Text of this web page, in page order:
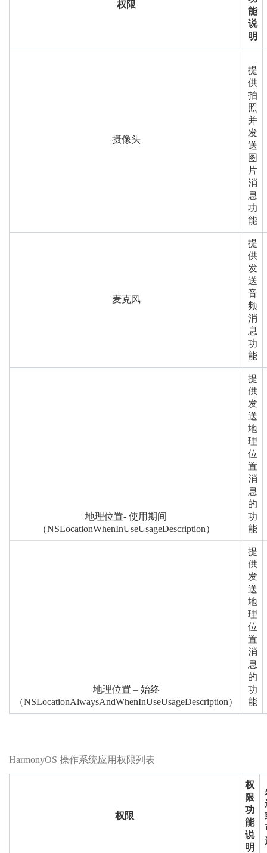
权限
能
说
明
摄像头
提
供
拍
照
并
发
送
图
片
消
息
功
能
麦克风
提
供
发
送
音
频
消
息
功
能
地理位置- 使用期间
（NSLocationWhenInUseUsageDescription）
提
供
发
送
地
理
位
置
消
息
的
功
能
地理位置 – 始终
（NSLocationAlwaysAndWhenInUseUsageDescription）
提
供
发
送
地
理
位
置
消
息
的
功
能
HarmonyOS 操作系统应用权限列表
权限
权
限
功
能
说
明